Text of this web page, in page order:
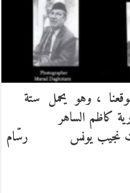
، وهو يحمل ستة
كاظم الساهر
نجيب يونس رسّام